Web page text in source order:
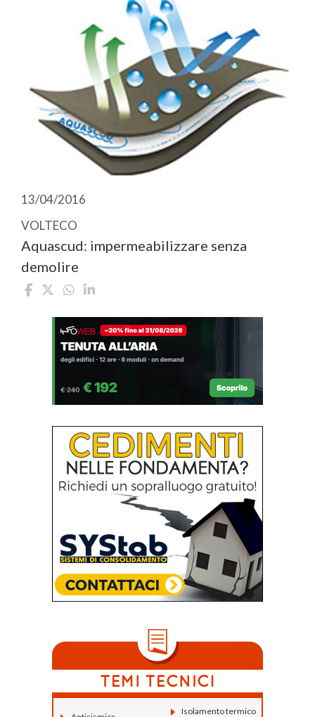
13/04/2016
VOLTECO
Aquascud: impermeabilizzare senza
demolire
Isolamento termico